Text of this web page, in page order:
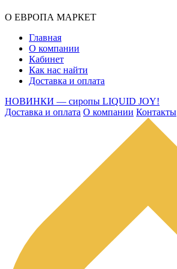
О ЕВРОПА МАРКЕТ
Главная
О компании
Кабинет
Как нас найти
Доставка и оплата
НОВИНКИ — сиропы LIQUID JOY!
Доставка и оплата О компании Контакты